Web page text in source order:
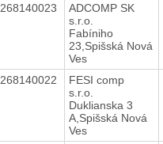
ADCOMP SK
s.r.o.
Fabíniho
23,Spišská Nová
Ves
FESI comp
s.r.o.
Duklianska 3
A,Spišská Nová
Ves